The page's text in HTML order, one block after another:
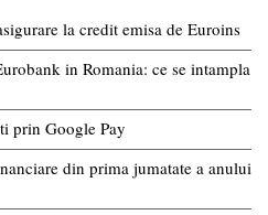
la credit emisa de Euroins
in Romania: ce se intampla
prin Google Pay
din prima jumatate a anului